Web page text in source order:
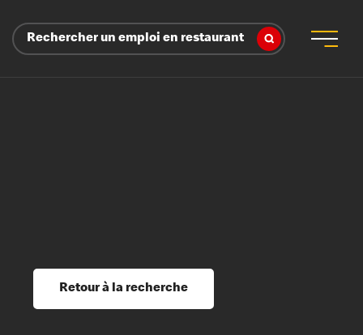
Rechercher un emploi en restaurant
et perfectionnement
du savoirRetour à la recherche